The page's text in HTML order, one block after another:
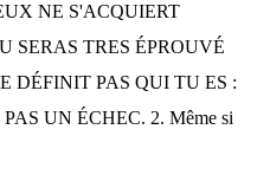
NE S'ACQUIERT
SERAS TRES ÉPROUVÉ
DÉFINIT PAS QUI TU ES :
UN ÉCHEC. 2. Même si